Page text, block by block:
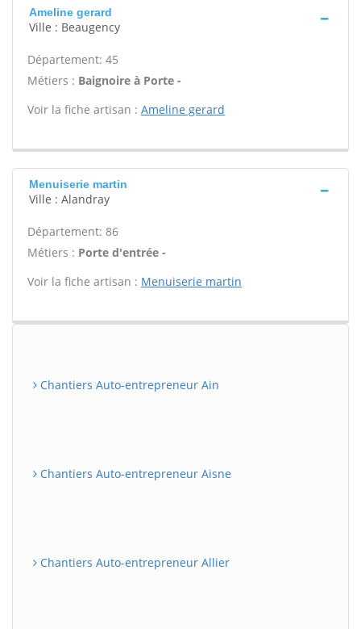
Ameline gerard
Ville : Beaugency
Département: 45
Métiers : Baignoire à Porte -
Voir la fiche artisan : Ameline gerard
Menuiserie martin
Ville : Alandray
Département: 86
Métiers : Porte d'entrée -
Voir la fiche artisan : Menuiserie martin
Chantiers Auto-entrepreneur Ain
Chantiers Auto-entrepreneur Aisne
Chantiers Auto-entrepreneur Allier